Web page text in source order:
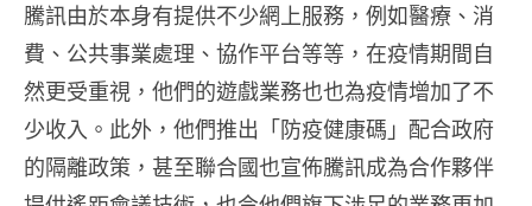
騰訊由於本身有提供不少網上服務，例如醫療、消
費、公共事業處理、協作平台等等，在疫情期間自
然更受重視，他們的遊戲業務也也為疫情增加了不
少收入。此外，他們推出「防疫健康碼」配合政府
的隔離政策，甚至聯合國也宣佈騰訊成為合作夥伴